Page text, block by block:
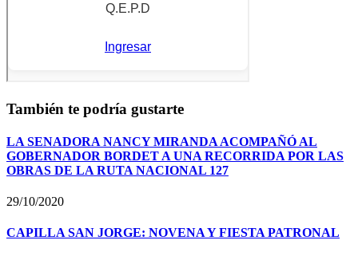
También te podría gustarte
LA SENADORA NANCY MIRANDA ACOMPAÑÓ AL
GOBERNADOR BORDET A UNA RECORRIDA POR LAS
OBRAS DE LA RUTA NACIONAL 127
29/10/2020
CAPILLA SAN JORGE: NOVENA Y FIESTA PATRONAL